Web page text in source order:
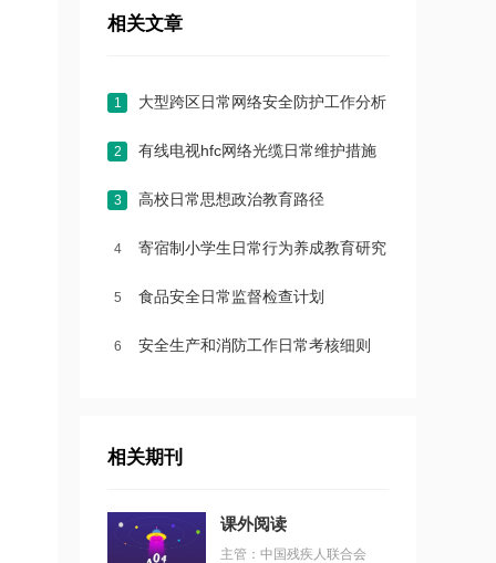
相关文章
1 大型跨区日常网络安全防护工作分析
2 有线电视hfc网络光缆日常维护措施
3 高校日常思想政治教育路径
4 寄宿制小学生日常行为养成教育研究
5 食品安全日常监督检查计划
6 安全生产和消防工作日常考核细则
相关期刊
课外阅读
主管：中国残疾人联合会